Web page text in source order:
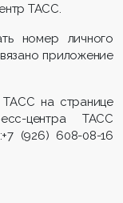
ТАСС.
номер личного
приложение
ТАСС на странице
центра ТАСС
(926) 608-08-16